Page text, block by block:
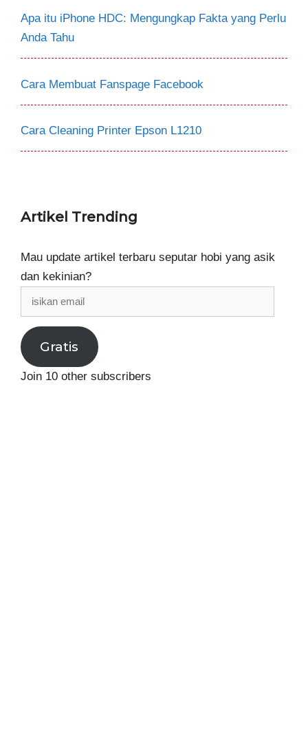
Apa itu iPhone HDC: Mengungkap Fakta yang Perlu
Anda Tahu
Cara Membuat Fanspage Facebook
Cara Cleaning Printer Epson L1210
Artikel Trending
Mau update artikel terbaru seputar hobi yang asik
dan kekinian?
isikan
email
Gratis
Join 10 other subscribers